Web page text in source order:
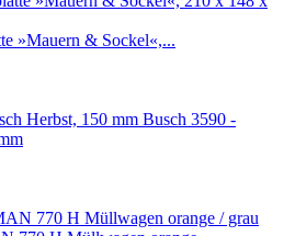
»Mauern & Sockel«,...
Busch 3590 -